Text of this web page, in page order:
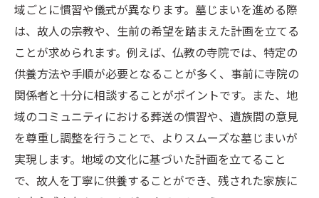
墓じまいに必要な時間の管理
トラブルを未然に防ぐための準備事項
域ごとに慣習や儀式が異なります。墓じまいを進める際
は、故人の宗教や、生前の希望を踏まえた計画を立てる
ことが求められます。例えば、仏教の寺院では、特定の
供養方法や手順が必要となることが多く、事前に寺院の
関係者と十分に相談することがポイントです。また、地
域のコミュニティにおける葬送の慣習や、遺族間の意見
を尊重し調整を行うことで、よりスムーズな墓じまいが
実現します。地域の文化に基づいた計画を立てること
で、故人を丁寧に供養することができ、残された家族に